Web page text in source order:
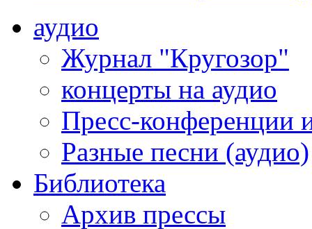
аудио
Журнал "Кругозор"
концерты на аудио
Пресс-конференции
Разные песни (аудио)
Библиотека
Архив прессы